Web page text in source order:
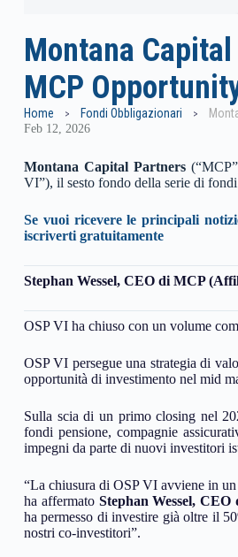
Montana
MCP
Home Fondi Obbligazionari
Feb 12, 2026
Montana Capital Partners
VI”), il sesto fondo della serie di
Se vuoi ricevere le principali
iscriverti gratuitamente
Stephan Wessel, CEO di MCP
OSP VI ha chiuso con un volume
OSP VI persegue una strategia di
opportunità di investimento nel mid
Sulla scia di un primo closing nel
fondi pensione, compagnie
impegni da parte di nuovi investitori
“La chiusura di OSP VI avviene in
ha affermato Stephan Wessel,
ha permesso di investire già oltre il
nostri co-investitori”.